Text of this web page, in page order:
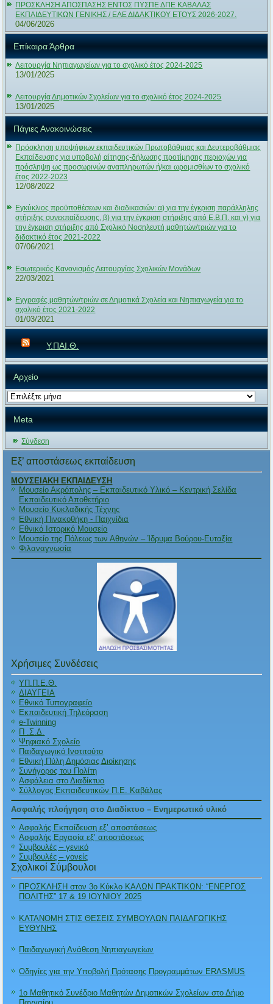
ΠΡΟΣΚΛΗΣΗ ΑΠΟΣΠΑΣΗΣ ΕΝΤΟΣ ΠΥΣΠΕ ΔΠΕ ΚΑΒΑΛΑΣ
ΕΚΠΑΙΔΕΥΤΙΚΩΝ ΓΕΝΙΚΗΣ / ΕΑΕ ΔΙΔΑΚΤΙΚΟΥ ΕΤΟΥΣ 2026-2027.
04/06/2026
Επίκαιρα Άρθρα
Λειτουργία Νηπιαγωγείων για το σχολικό έτος 2024-2025
13/01/2025
Λειτουργία Δημοτικών Σχολείων για το σχολικό έτος 2024-2025
13/01/2025
Πάγιες Ανακοινώσεις
Πρόσκληση υποψήφιων εκπαιδευτικών Πρωτοβάθμιας και Δευτεροβάθμιας
Εκπαίδευσης για υποβολή αίτησης-δήλωσης προτίμησης περιοχών για
πρόσληψη ως προσωρινών αναπληρωτών ή/και ωρομισθίων το σχολικό
έτος 2022-2023
12/08/2022
Εγκύκλιος προϋποθέσεων και διαδικασιών: α) για την έγκριση παράλληλης
στήριξης συνεκπαίδευσης, β) για την έγκριση στήριξης από Ε.Β.Π. και γ) για
την έγκριση στήριξης από Σχολικό Νοσηλευτή μαθητών/τριών για το
διδακτικό έτος 2021-2022
07/06/2021
Εσωτερικός Κανονισμός Λειτουργίας Σχολικών Μονάδων
22/03/2021
Εγγραφές μαθητών/τριών σε Δημοτικά Σχολεία και Νηπιαγωγεία για το
σχολικό έτος 2021-2022
01/03/2021
Υ.ΠΑΙ.Θ.
Αρχείο
Αρχείο
Meta
Σύνδεση
Εξ’ αποστάσεως εκπαίδευση
ΜΟΥΣΕΙΑΚΗ ΕΚΠΑΙΔΕΥΣΗ
Μουσείο Ακρόπολης – Εκπαιδευτικό Υλικό – Κεντρική Σελίδα
Εκπαιδευτικό Αποθετήριο
Μουσείο Κυκλαδικής Τέχνης
Εθνική Πινακοθήκη - Παιχνίδια
Εθνικό Ιστορικό Μουσείο
Μουσείο της Πόλεως των Αθηνών – Ίδρυμα Βούρου-Ευταξία
Φιλαναγνωσία
Χρήσιμες Συνδέσεις
ΥΠ.Π.Ε.Θ.
ΔΙΑΥΓΕΙΑ
Εθνικό Τυπογραφείο
Εκπαιδευτική Τηλεόραση
e-Twinning
Π .Σ.Δ.
Ψηφιακό Σχολείο
Παιδαγωγικό Ινστιτούτο
Εθνική Πύλη Δημόσιας Διοίκησης
Συνήγορος του Πολίτη
Ασφάλεια στο Διαδίκτυο
Σύλλογος Εκπαιδευτικών Π.Ε. Καβάλας
Ασφαλής πλοήγηση στο Διαδίκτυο – Ενημερωτικό υλικό
Ασφαλής Εκπαίδευση εξ’ αποστάσεως
Ασφαλής Εργασία εξ’ αποστάσεως
Συμβουλές – γενικό
Συμβουλές – γονείς
Σχολικοί Σύμβουλοι
ΠΡΟΣΚΛΗΣΗ στον 3ο Κύκλο ΚΑΛΩΝ ΠΡΑΚΤΙΚΩΝ: “ΕΝΕΡΓΟΣ
ΠΟΛΙΤΗΣ” 17 & 19 ΙΟΥΝΙΟΥ 2025
ΚΑΤΑΝΟΜΗ ΣΤΙΣ ΘΕΣΕΙΣ ΣΥΜΒΟΥΛΩΝ ΠΑΙΔΑΓΩΓΙΚΗΣ
ΕΥΘΥΝΗΣ
Παιδαγωγική Ανάθεση Νηπιαγωγείων
Οδηγίες για την Υποβολή Πρότασης Προγραμμάτων ERASMUS
1ο Μαθητικό Συνέδριο Μαθητών Δημοτικών Σχολείων στο Δήμο